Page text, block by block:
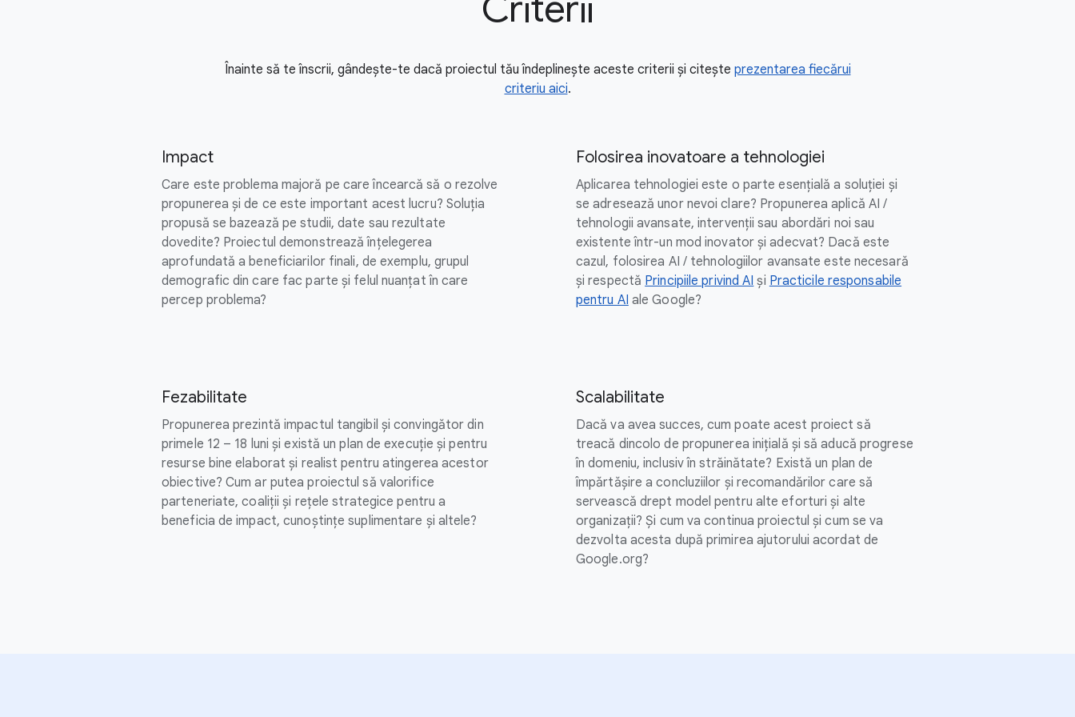
Înainte să te înscrii, gândește-te dacă proiectul tău îndeplinește aceste criterii și citește prezentarea fiecărui
criteriu aici.
Impact
Care este problema majoră pe care încearcă să o rezolve
propunerea și de ce este important acest lucru? Soluția
propusă se bazează pe studii, date sau rezultate
dovedite? Proiectul demonstrează înțelegerea
aprofundată a beneficiarilor finali, de exemplu, grupul
demografic din care fac parte și felul nuanțat în care
percep problema?
Folosirea inovatoare a tehnologiei
Aplicarea tehnologiei este o parte esențială a soluției și
se adresează unor nevoi clare? Propunerea aplică AI /
tehnologii avansate, intervenții sau abordări noi sau
existente într-un mod inovator și adecvat? Dacă este
cazul, folosirea AI / tehnologiilor avansate este necesară
și respectă Principiile privind AI și Practicile responsabile
pentru AI ale Google?
Fezabilitate
Propunerea prezintă impactul tangibil și convingător din
primele 12 – 18 luni și există un plan de execuție și pentru
resurse bine elaborat și realist pentru atingerea acestor
obiective? Cum ar putea proiectul să valorifice
parteneriate, coaliții și rețele strategice pentru a
beneficia de impact, cunoștințe suplimentare și altele?
Scalabilitate
Dacă va avea succes, cum poate acest proiect să
treacă dincolo de propunerea inițială și să aducă progrese
în domeniu, inclusiv în străinătate? Există un plan de
împărtășire a concluziilor și recomandărilor care să
servească drept model pentru alte eforturi și alte
organizații? Și cum va continua proiectul și cum se va
dezvolta acesta după primirea ajutorului acordat de
Google.org?